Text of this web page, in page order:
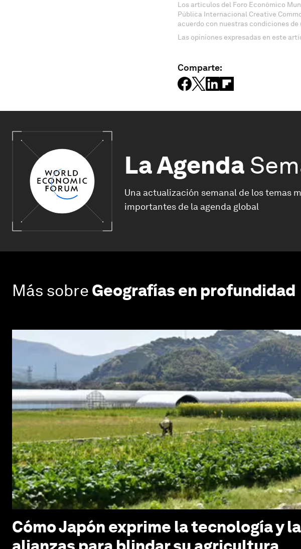
Los artículos del Foro Económico
Pública Internacional Creative
acuerdo con nuestras condiciones de
Las opiniones expresadas en este
Comparte:
La Agenda
Una actualización semanal de los temas
importantes de la agenda global
Más sobre Geografías en profundidad
Cómo Japón exprime la tecnología y